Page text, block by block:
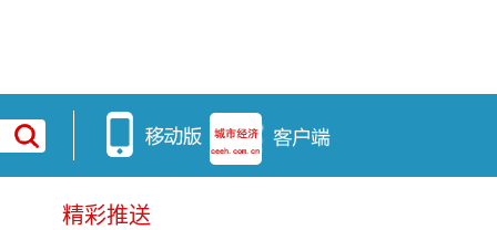
精彩推送